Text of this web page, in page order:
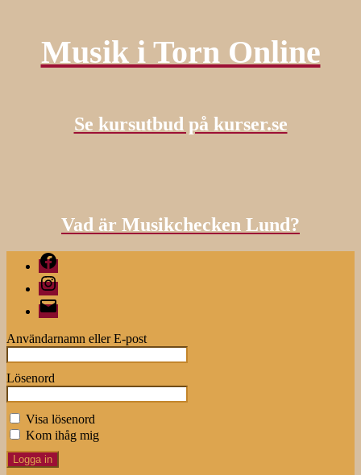
Musik i Torn Online
Se kursutbud på kurser.se
Vad är Musikchecken Lund?
Facebook
Instagram
E-
post
Användarnamn eller E-post
Lösenord
Visa lösenord
Kom ihåg mig